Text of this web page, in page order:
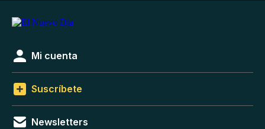
Mi cuenta
Suscríbete
Newsletters